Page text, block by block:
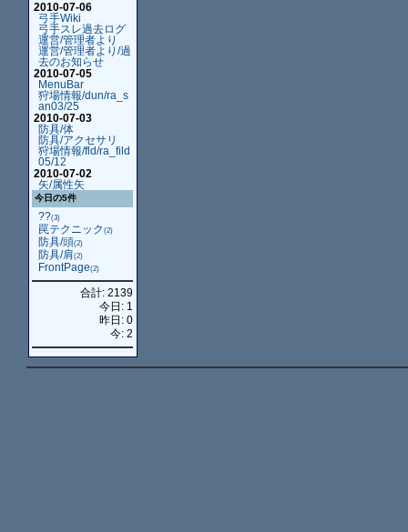
2010-07-06
弓手Wiki
弓手スレ過去ログ
運営/管理者より
運営/管理者より/過
去のお知らせ
2010-07-05
MenuBar
狩場情報/dun/ra_s
an03/25
2010-07-03
防具/体
防具/アクセサリ
狩場情報/fld/ra_fild
05/12
2010-07-02
矢/属性矢
今日の5件
??(3)
罠テクニック(2)
防具/頭(2)
防具/肩(2)
FrontPage(2)
合計: 2139
今日: 1
昨日: 0
今: 2